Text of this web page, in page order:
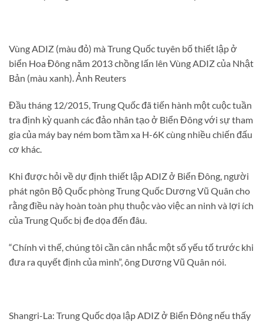
Vùng ADIZ (màu đỏ) mà Trung Quốc tuyên bố thiết lập ở
biển Hoa Đông năm 2013 chồng lấn lên Vùng ADIZ của Nhật
Bản (màu xanh). Ảnh Reuters
Đầu tháng 12/2015, Trung Quốc đã tiến hành một cuộc tuần
tra định kỳ quanh các đảo nhân tạo ở Biển Đông với sự tham
gia của máy bay ném bom tầm xa H-6K cùng nhiều chiến đấu
cơ khác.
Khi được hỏi về dự định thiết lập ADIZ ở Biển Đông, người
phát ngôn Bộ Quốc phòng Trung Quốc Dương Vũ Quân cho
rằng điều này hoàn toàn phụ thuộc vào việc an ninh và lợi ích
của Trung Quốc bị đe dọa đến đâu.
“Chính vì thế, chúng tôi cần cân nhắc một số yếu tố trước khi
đưa ra quyết định của mình”, ông Dương Vũ Quân nói.
Shangri-La: Trung Quốc dọa lập ADIZ ở Biển Đông nếu thấy